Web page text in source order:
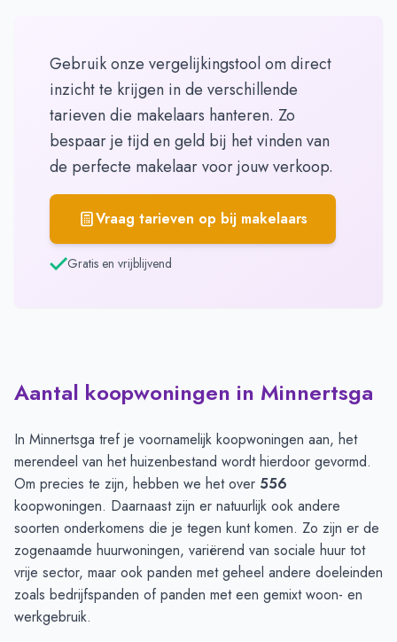
Gebruik onze vergelijkingstool om direct
inzicht te krijgen in de verschillende
tarieven die makelaars hanteren. Zo
bespaar je tijd en geld bij het vinden van
de perfecte makelaar voor jouw verkoop.
Vraag tarieven op bij makelaars
Gratis en vrijblijvend
Aantal koopwoningen in Minnertsga
In Minnertsga tref je voornamelijk koopwoningen aan, het
merendeel van het huizenbestand wordt hierdoor gevormd.
Om precies te zijn, hebben we het over 556
koopwoningen. Daarnaast zijn er natuurlijk ook andere
soorten onderkomens die je tegen kunt komen. Zo zijn er de
zogenaamde huurwoningen, variërend van sociale huur tot
vrije sector, maar ook panden met geheel andere doeleinden
zoals bedrijfspanden of panden met een gemixt woon- en
werkgebruik.